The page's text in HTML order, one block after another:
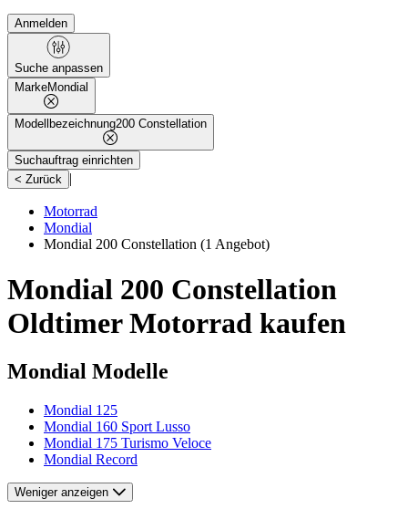
Anmelden
Suche anpassen
MarkeMondial
Modellbezeichnung200 Constellation
Suchauftrag einrichten
< Zurück |
Motorrad
Mondial
Mondial 200 Constellation (1 Angebot)
Mondial 200 Constellation
Oldtimer Motorrad kaufen
Mondial Modelle
Mondial 125
Mondial 160 Sport Lusso
Mondial 175 Turismo Veloce
Mondial Record
Weniger anzeigen